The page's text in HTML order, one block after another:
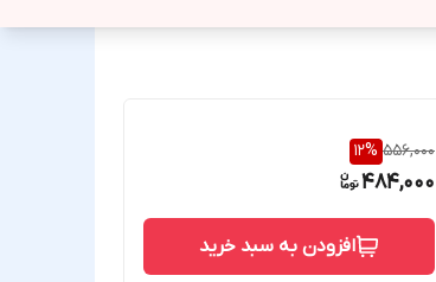
556,000
12%
484,000
افزودن به سبد خرید